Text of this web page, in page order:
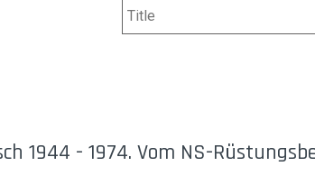
1944 - 1974. Vom NS-